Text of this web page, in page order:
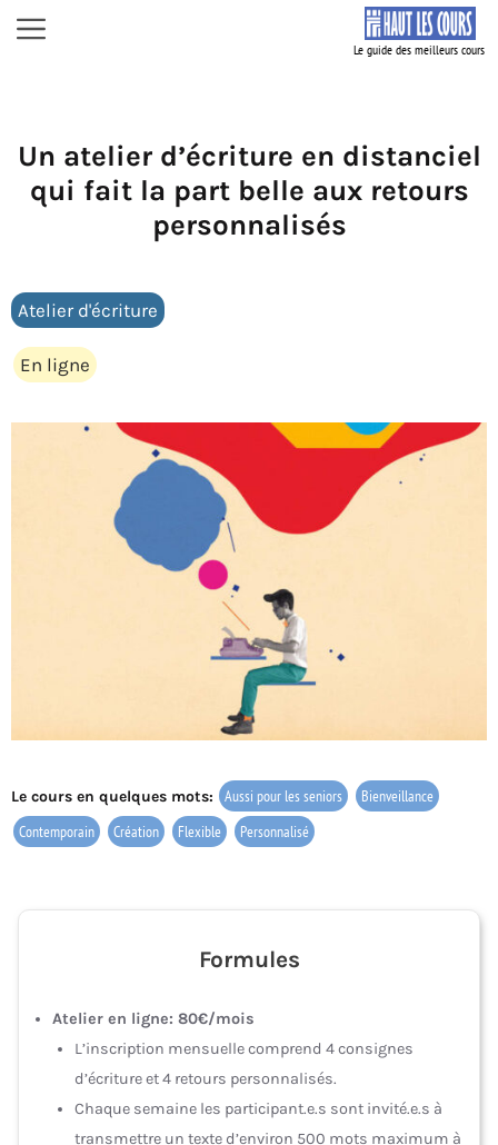
Aller
au
Menu
Un atelier d’écriture en distanciel
qui fait la part belle aux retours
personnalisés
Atelier d'écriture
En ligne
Le cours en quelques mots: Aussi pour les seniors
Bienveillance
Contemporain
Création Flexible Personnalisé
Formules
Atelier en ligne: 80€/mois
L’inscription mensuelle comprend 4 consignes
d’écriture et 4 retours personnalisés.
Chaque semaine les participant.e.s sont invité.e.s à
transmettre un texte d’environ 500 mots maximum à